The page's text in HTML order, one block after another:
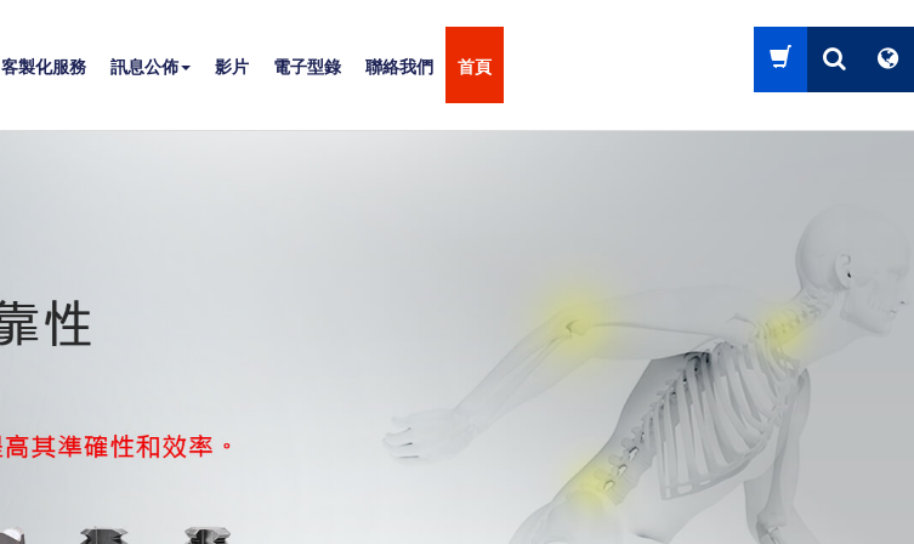
客製化服務 訊息公佈 影片 電子型錄 聯絡我們 首頁